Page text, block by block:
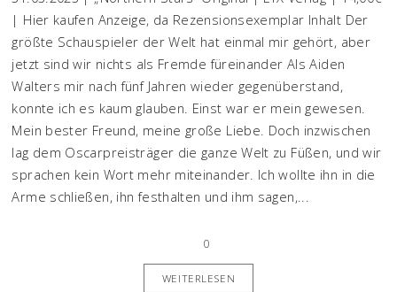
| Hier kaufen Anzeige, da Rezensionsexemplar Inhalt Der
größte Schauspieler der Welt hat einmal mir gehört, aber
jetzt sind wir nichts als Fremde füreinander Als Aiden
Walters mir nach fünf Jahren wieder gegenüberstand,
konnte ich es kaum glauben. Einst war er mein gewesen.
Mein bester Freund, meine große Liebe. Doch inzwischen
lag dem Oscarpreisträger die ganze Welt zu Füßen, und wir
sprachen kein Wort mehr miteinander. Ich wollte ihn in die
Arme schließen, ihn festhalten und ihm sagen,...
0
WEITERLESEN